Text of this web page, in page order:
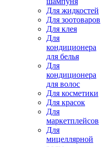
Для жидкостей
Для зоотоваров
Для клея
Для
кондиционера
для белья
Для
кондиционера
для волос
Для косметики
Для красок
Для
маркетплейсов
Для
мицеллярной